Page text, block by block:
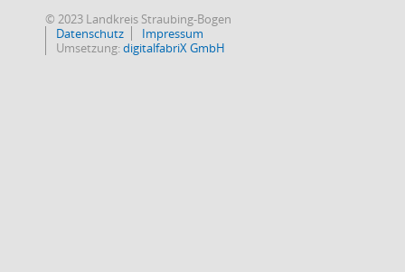
© 2023 Landkreis Straubing-Bogen
Datenschutz
Impressum
Umsetzung:digitalfabriX GmbH